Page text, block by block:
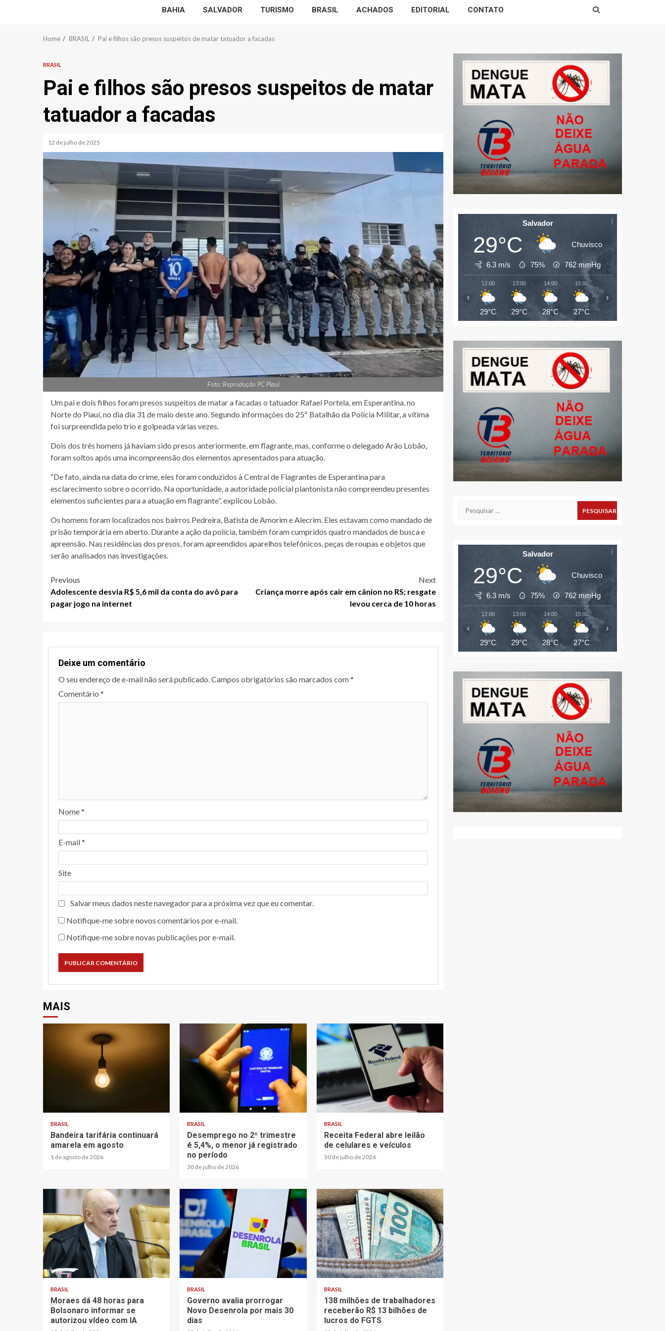
BAHIA SALVADOR TURISMO BRASIL ACHADOS EDITORIAL CONTATO
Home BRASIL Pai e filhos são presos suspeitos de matar tatuador a facadas
BRASIL
Pai e filhos são presos suspeitos de matar
tatuador a facadas
12 de julho de 2025
Foto: Reprodução PC Piauí
Um pai e dois filhos foram presos suspeitos de matar a facadas o tatuador Rafael Portela, em Esperantina, no
Norte do Piauí, no dia dia 31 de maio deste ano. Segundo informações do 25º Batalhão da Polícia Militar, a vítima
foi surpreendida pelo trio e golpeada várias vezes.
Dois dos três homens já haviam sido presos anteriormente, em flagrante, mas, conforme o delegado Arão Lobão,
foram soltos após uma incompreensão dos elementos apresentados para atuação.
“De fato, ainda na data do crime, eles foram conduzidos à Central de Flagrantes de Esperantina para
esclarecimento sobre o ocorrido. Na oportunidade, a autoridade policial plantonista não compreendeu presentes
elementos suficientes para a atuação em flagrante”, explicou Lobão.
Os homens foram localizados nos bairros Pedreira, Batista de Amorim e Alecrim. Eles estavam como mandado de
prisão temporária em aberto. Durante a ação da polícia, também foram cumpridos quatro mandados de busca e
apreensão. Nas residências dos presos, foram apreendidos aparelhos telefônicos, peças de roupas e objetos que
serão analisados nas investigações.
Post
navigation
Previous
Adolescente desvia R$ 5,6 mil da conta do avô para
pagar jogo na internet
Next
Criança morre após cair em cânion no RS; resgate
levou cerca de 10 horas
Deixe um comentário
O seu endereço de e-mail não será publicado.Campos obrigatórios são marcados com*
Comentário *
Nome*
E-mail*
Site
Salvar meus dados neste navegador para a próxima vez que eu comentar.
Notifique-me sobre novos comentários por e-mail.
Notifique-me sobre novas publicações por e-mail.
MAIS
BRASIL
Bandeira tarifária continuará
amarela em agosto
1 de agosto de 2026
BRASIL
Desemprego no 2º trimestre
é 5,4%, o menor já registrado
no período
30 de julho de 2026
BRASIL
Receita Federal abre leilão
de celulares e veículos
30 de julho de 2026
BRASIL
Moraes dá 48 horas para
Bolsonaro informar se
autorizou vídeo com IA
BRASIL
Governo avalia prorrogar
Novo Desenrola por mais 30
dias
BRASIL
138 milhões de trabalhadores
receberão R$ 13 bilhões de
lucros do FGTS
Salvador
29°C Chuvisco
6.3 m/s 75% 762mmHg
12:00
29°C
13:00
29°C
14:00
28°C
15:00
27°C
16:00
27°C
‹ ›
Pesquisar
Salvador
29°C Chuvisco
6.3 m/s 75% 762mmHg
12:00
29°C
13:00
29°C
14:00
28°C
15:00
27°C
16:00
27°C
‹ ›